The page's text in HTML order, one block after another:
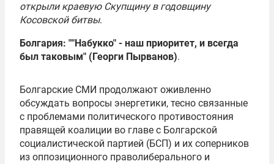
открыли краевую Скупщину в годовщину
Косовской битвы.
Болгария: ""Набукко" - наш приоритет, и всегда
был таковым" (Георги Пырванов).
Болгарские СМИ продолжают оживленно
обсуждать вопросы энергетики, тесно связанные
с проблемами политического противостояния
правящей коалиции во главе с Болгарской
социалистической партией (БСП) и их соперников
из оппозиционного праволиберального и